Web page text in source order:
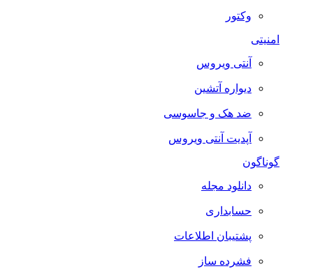
وکتور
امنیتی
آنتی ویروس
دیواره آتشین
ضد هک و جاسوسی
آپدیت آنتی ویروس
گوناگون
دانلود مجله
حسابداری
پشتیبان اطلاعات
فشرده ساز